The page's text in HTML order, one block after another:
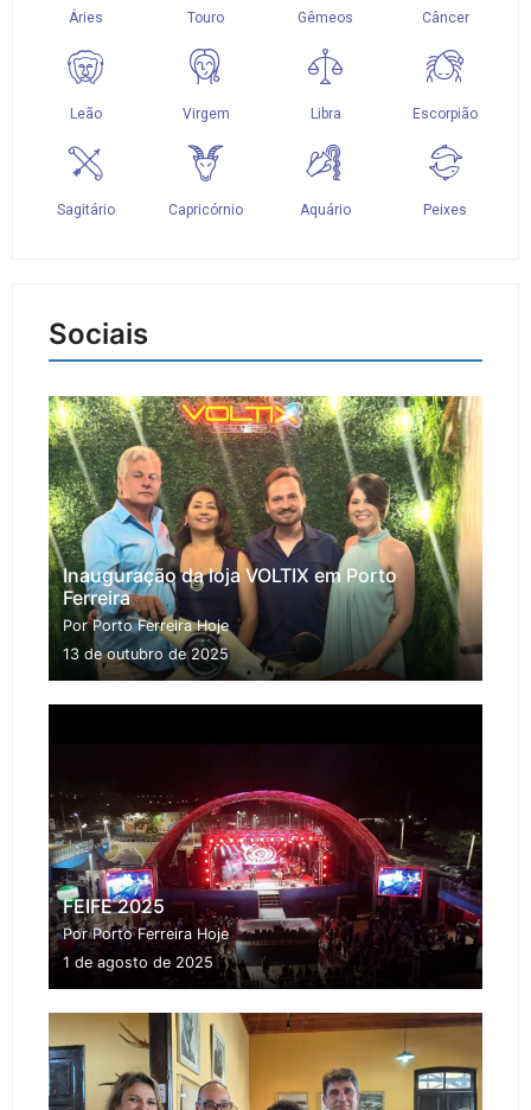
Sociais
Inauguração da loja VOLTIX em Porto
Ferreira
Por Porto Ferreira Hoje
13 de outubro de 2025
FEIFE 2025
Por Porto Ferreira Hoje
1 de agosto de 2025